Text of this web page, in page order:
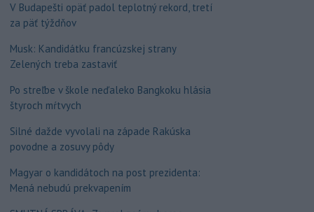
V Budapešti opäť padol teplotný rekord, tretí
za päť týždňov
Musk: Kandidátku francúzskej strany
Zelených treba zastaviť
Po streľbe v škole neďaleko Bangkoku hlásia
štyroch mŕtvych
Silné dažde vyvolali na západe Rakúska
povodne a zosuvy pôdy
Magyar o kandidátoch na post prezidenta:
Mená nebudú prekvapením